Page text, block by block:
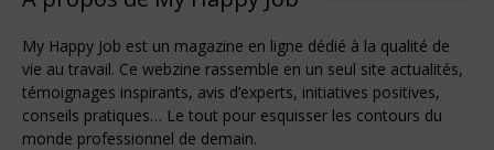
My Happy Job est un magazine en ligne dédié à la qualité de
vie au travail. Ce webzine rassemble en un seul site actualités,
témoignages inspirants, avis d’experts, initiatives positives,
conseils pratiques… Le tout pour esquisser les contours du
monde professionnel de demain.